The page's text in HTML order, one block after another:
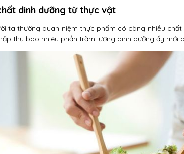
dinh dưỡng từ thực vật
ta thường quan niệm thực phẩm có càng nhiều
thụ bao nhiêu phần trăm lượng dinh dưỡng ấy mới